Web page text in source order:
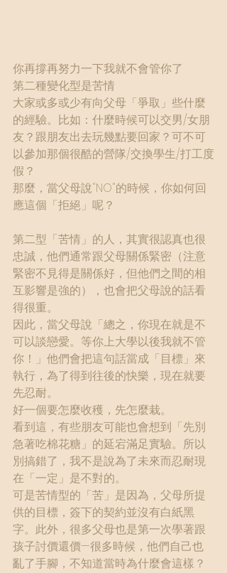
你再撐再努力一下我就不會管你了
第二種變化型是苦情
大家或多或少有向父母「爭取」些什麼
的經驗。比如：什麼時候可以交男/女朋
友？跟朋友出去玩幾點要回家？可不可
以參加那個很酷的營隊/交換學生/打工度
假？
那麼，當父母說"NO"的時候，你如何回
應這個「拒絕」呢？
第二型「苦情」的人，其實很認真也很
忠誠，他們通常跟父母關係緊密（注意
緊密不見得是關係好，但他們之間的相
互影響是強的），也會把父母說的話看
得很重。
因此，當父母說「總之，你現在就是不
可以談戀愛。等你上大學以後我就不管
你！」他們會把這句話當成「目標」來
執行，為了得到往後的快樂，現在就要
先忍耐。
好一個要怎麼收穫，先怎麼栽。
看到這，有些朋友可能也會想到「先別
急著吃棉花糖」的延宕滿足實驗。所以
別搞錯了，我不是說為了未來而忍耐現
在「一定」是不對的。
可是苦情型的「苦」是因為，父母所提
供的目標，簽下的契約並沒有白紙黑
字。此外，很多父母也是第一次學著跟
孩子討價還價—很多時候，他們自己也
亂了手腳，不知道當時為什麼會這樣？